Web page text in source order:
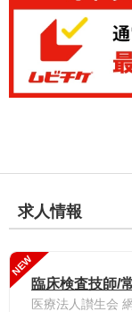
求人情報
NEW
臨床検査技師/
医療法人讃生会